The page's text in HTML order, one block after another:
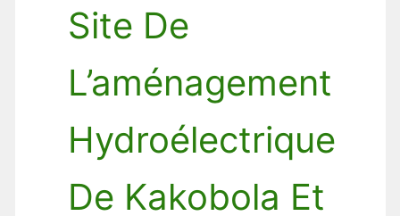
Site De
L’aménagement
Hydroélectrique
De Kakobola Et